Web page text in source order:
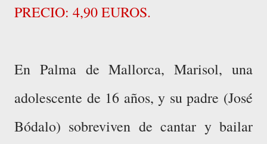
PRECIO: 4,90 EUROS.
En Palma de Mallorca, Marisol, una
adolescente de 16 años, y su padre (José
Bódalo) sobreviven de cantar y bailar